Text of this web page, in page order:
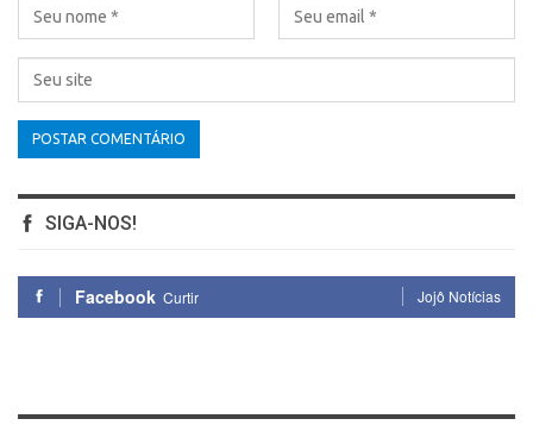
SIGA-NOS!
Facebook Curtir Jojô Notícias